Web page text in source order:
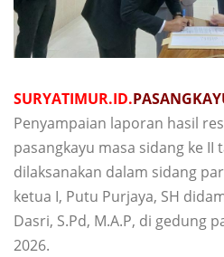
SURYATIMUR.ID.
Penyampaian laporan hasil
pasangkayu masa sidang ke II
dilaksanakan dalam sidang
ketua I, Putu Purjaya, SH
Dasri, S.Pd, M.A.P, di gedung
2026.